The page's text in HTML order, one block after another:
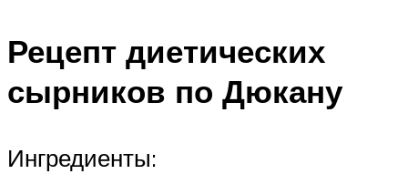
Рецепт диетических
сырников по Дюкану
Ингредиенты: